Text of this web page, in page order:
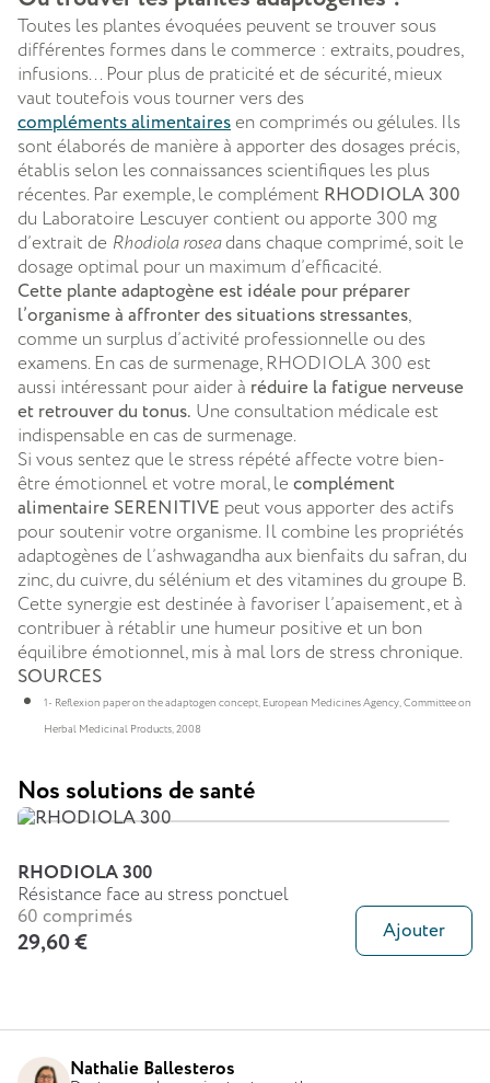
Toutes les plantes évoquées peuvent se trouver sous
différentes formes dans le commerce : extraits, poudres,
infusions... Pour plus de praticité et de sécurité, mieux
vaut toutefois vous tourner vers des
compléments alimentairesen comprimés ou gélules. Ils
sont élaborés de manière à apporter des dosages précis,
établis selon les connaissances scientifiques les plus
récentes. Par exemple, le complément RHODIOLA 300
du Laboratoire Lescuyer contient ou apporte 300 mg
d’extrait de Rhodiola roseadans chaque comprimé, soit le
dosage optimal pour un maximum d’efficacité.
Cette plante adaptogène est idéale pour préparer
l’organisme à affronter des situations stressantes,
comme un surplus d’activité professionnelle ou des
examens. En cas de surmenage, RHODIOLA 300 est
aussi intéressant pour aider à réduire la fatigue nerveuse
et retrouver du tonus. Une consultation médicale est
indispensable en cas de surmenage.
Si vous sentez que le stress répété affecte votre bien-
être émotionnel et votre moral, le complément
alimentaire SERENITIVE peut vous apporter des actifs
pour soutenir votre organisme. Il combine les propriétés
adaptogènes de l’ashwagandha aux bienfaits du safran, du
zinc, du cuivre, du sélénium et des vitamines du groupe B.
Cette synergie est destinée à favoriser l’apaisement, et à
contribuer à rétablir une humeur positive et un bon
équilibre émotionnel, mis à mal lors de stress chronique.
SOURCES
1- Reflexion paper on the adaptogen concept, European Medicines Agency, Committee on
Herbal Medicinal Products, 2008
Nos solutions de santé
RHODIOLA 300
Résistance face au stress ponctuel
60 comprimés
29,60 € Ajouter
Nathalie Ballesteros